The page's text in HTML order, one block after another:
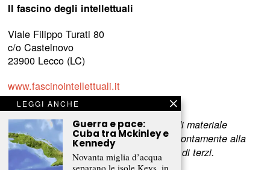
Il fascino degli intellettuali
Viale Filippo Turati 80
c/o Castelnovo
23900 Lecco (LC)
www.fascinointellettuali.it
info[at]fascinointellettuali.it
Per segnalare eventuali errori nell’uso di materiale
riservato,
scriveteci e provvederemo prontamente alla
rimozione del materiale lesivo dei diritti di terzi.
LEGGI ANCHE
Guerra e pace:
Cuba tra Mckinley e
Kennedy
Novanta miglia d’acqua
separano le isole Keys, in